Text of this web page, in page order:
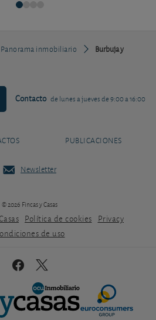
Panorama inmobiliario
Burbuja y
Contacto de lunes a jueves de 9:00 a 16:00
PUBLICACIONES
Newsletter
© 2026 Fincas y Casas
Política de cookies
Privacy
de uso